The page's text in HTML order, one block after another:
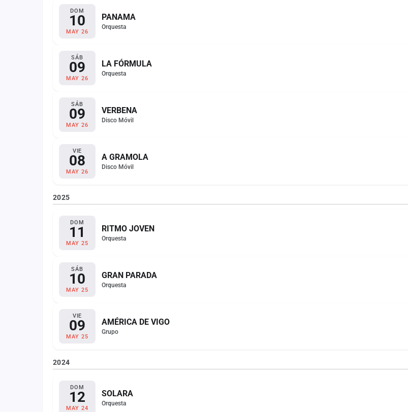
DOM
10
MAY 26
PANAMA
Orquesta
SÁB
09
MAY 26
LA FÓRMULA
Orquesta
SÁB
09
MAY 26
VERBENA
Disco Móvil
VIE
08
MAY 26
A GRAMOLA
Disco Móvil
2025
DOM
11
MAY 25
RITMO JOVEN
Orquesta
SÁB
10
MAY 25
GRAN PARADA
Orquesta
VIE
09
MAY 25
AMÉRICA DE VIGO
Grupo
2024
DOM
12
MAY 24
SOLARA
Orquesta